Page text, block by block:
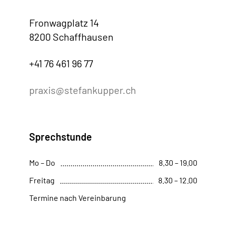
Fronwagplatz 14
8200 Schaffhausen
+41 76 461 96 77
praxis@stefankupper.ch
Sprechstunde
Mo – Do
8.30 – 19.00
Freitag
8.30 – 12.00
Termine nach Vereinbarung